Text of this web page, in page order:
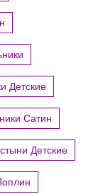
Детские
Сатин
Детские